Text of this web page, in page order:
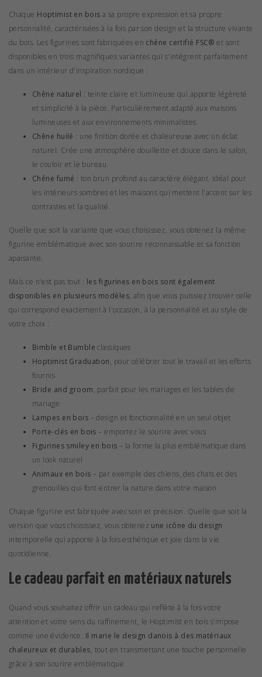
Chaque Hoptimist en bois a sa propre expression et sa propre
personnalité, caractérisées à la fois par son design et la structure vivante
du bois. Les figurines sont fabriquées en chêne certifié FSC® et sont
disponibles en trois magnifiques variantes qui s'intègrent parfaitement
dans un intérieur d'inspiration nordique :
Chêne naturel : teinte claire et lumineuse qui apporte légèreté
et simplicité à la pièce. Particulièrement adapté aux maisons
lumineuses et aux environnements minimalistes.
Chêne huilé : une finition dorée et chaleureuse avec un éclat
naturel. Crée une atmosphère douillette et douce dans le salon,
le couloir et le bureau.
Chêne fumé : ton brun profond au caractère élégant. Idéal pour
les intérieurs sombres et les maisons qui mettent l'accent sur les
contrastes et la qualité.
Quelle que soit la variante que vous choisissez, vous obtenez la même
figurine emblématique avec son sourire reconnaissable et sa fonction
apaisante.
Mais ce n'est pas tout : les figurines en bois sont également
disponibles en plusieurs modèles, afin que vous puissiez trouver celle
qui correspond exactement à l'occasion, à la personnalité et au style de
votre choix :
Bimble et Bumble classiques
Hoptimist Graduation, pour célébrer tout le travail et les efforts
fournis
Bride and groom, parfait pour les mariages et les tables de
mariage
Lampes en bois – design et fonctionnalité en un seul objet
Porte-clés en bois – emportez le sourire avec vous
Figurines smiley en bois – la forme la plus emblématique dans
un look naturel
Animaux en bois – par exemple des chiens, des chats et des
grenouilles qui font entrer la nature dans votre maison
Chaque figurine est fabriquée avec soin et précision. Quelle que soit la
version que vous choisissez, vous obtenez une icône du design
intemporelle qui apporte à la fois esthétique et joie dans la vie
quotidienne.
Le cadeau parfait en matériaux naturels
Quand vous souhaitez offrir un cadeau qui reflète à la fois votre
attention et votre sens du raffinement, le Hoptimist en bois s’impose
comme une évidence. Il marie le design danois à des matériaux
chaleureux et durables, tout en transmettant une touche personnelle
grâce à son sourire emblématique.